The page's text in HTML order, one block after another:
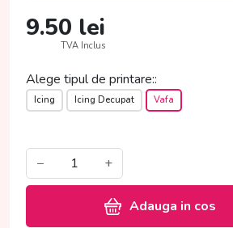
9.50 lei
TVA Inclus
Alege tipul de printare::
Icing Icing Decupat Vafa
− +
Adauga in cos